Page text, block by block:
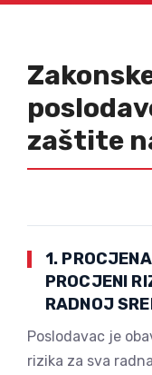
zaštite
1.
PROCJENI
RADNOJ
Poslodavac je
rizika za sva